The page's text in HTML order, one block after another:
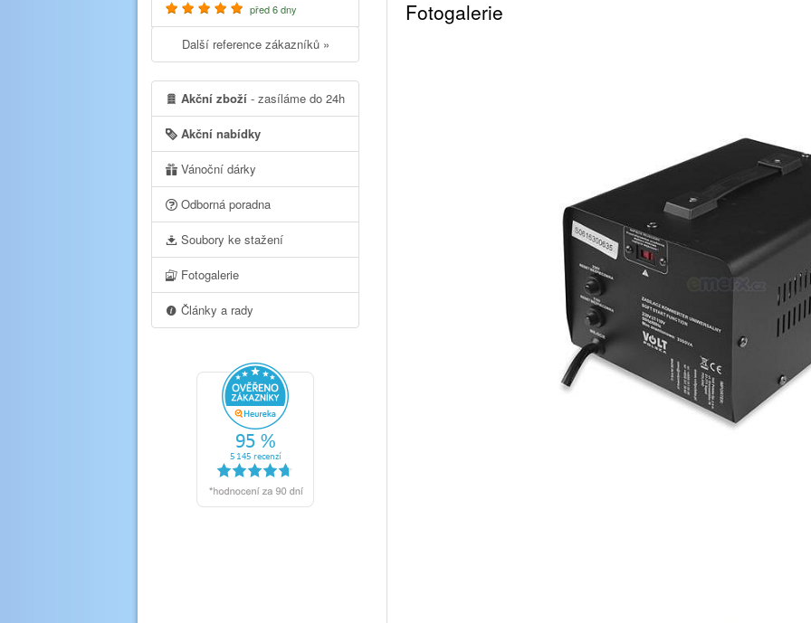
Fotogalerie
před 6 dny
Další reference zákazníků »
Akční zboží - zasíláme do 24h
Akční nabídky
Vánoční dárky
Odborná poradna
Soubory ke stažení
Fotogalerie
Články a rady